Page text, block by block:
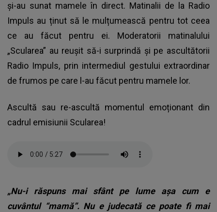
și-au sunat mamele în direct. Matinalii de la Radio
Impuls au ținut să le mulțumească pentru tot ceea
ce au făcut pentru ei. Moderatorii matinalului
„Scularea” au reușit să-i surprindă și pe ascultătorii
Radio Impuls, prin intermediul gestului extraordinar
de frumos pe care l-au făcut pentru mamele lor.
Ascultă sau re-ascultă momentul emoționant din
cadrul emisiunii Scularea!
„Nu-i răspuns mai sfânt pe lume așa cum e
cuvântul “mamă”. Nu e judecată ce poate fi mai